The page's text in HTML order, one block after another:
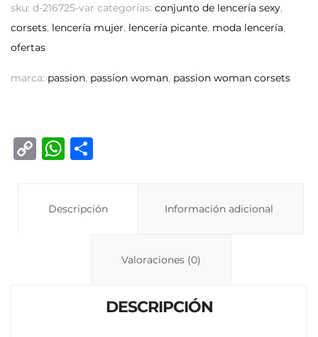
sku: d-216725-var categorías: conjunto de lencería sexy,
corsets, lencería mujer, lencería picante, moda lencería,
ofertas
marca: passion, passion woman, passion woman corsets
C
W
s
p
Descripción Información adicional
Valoraciones (0)
DESCRIPCIÓN